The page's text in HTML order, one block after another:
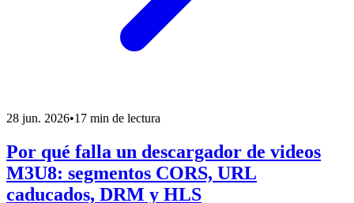
28 jun. 2026•17 min de lectura
Por qué falla un descargador de videos
M3U8: segmentos CORS, URL
caducados, DRM y HLS